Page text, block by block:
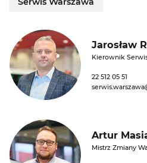
Jarosław
Kierownik
22 512 05 51
Artur
Mistrz Zmiany